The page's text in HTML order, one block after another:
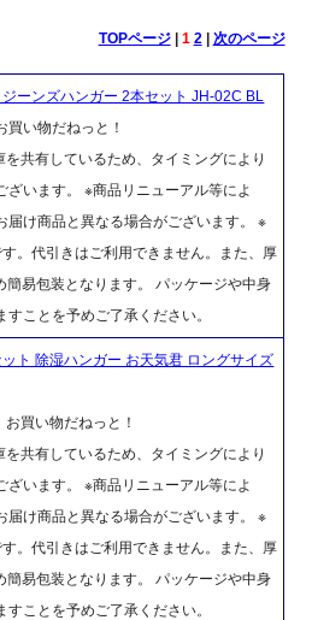
TOPページ| 1 2| 次のページ
ーンズハンガー 2本セット JH-02C BL
い物だねっと！
を共有しているため、タイミングにより
ざいます。 ※商品リニューアル等によ
届け商品と異なる場合がございます。 ※
。代引きはご利用できません。また、厚
簡易包装となります。 パッケージや中身
ことを予めご了承ください。
ット 除湿ハンガー お天気君 ロングサイズ
買い物だねっと！
を共有しているため、タイミングにより
ざいます。 ※商品リニューアル等によ
届け商品と異なる場合がございます。 ※
。代引きはご利用できません。また、厚
簡易包装となります。 パッケージや中身
ことを予めご了承ください。